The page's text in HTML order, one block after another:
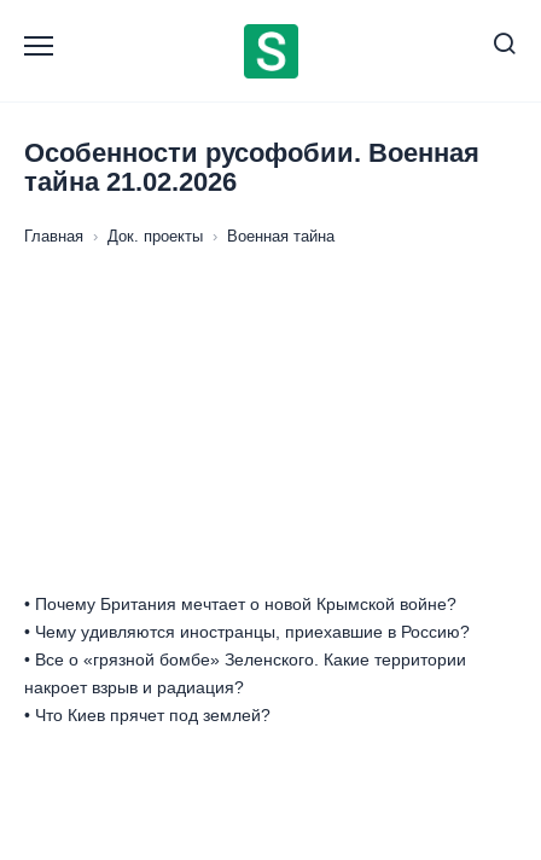
содержанию
Особенности русофобии. Военная
тайна 21.02.2026
Главная › Док. проекты › Военная тайна
• Почему Британия мечтает о новой Крымской войне?
• Чему удивляются иностранцы, приехавшие в Россию?
• Все о «грязной бомбе» Зеленского. Какие территории
накроет взрыв и радиация?
• Что Киев прячет под землей?